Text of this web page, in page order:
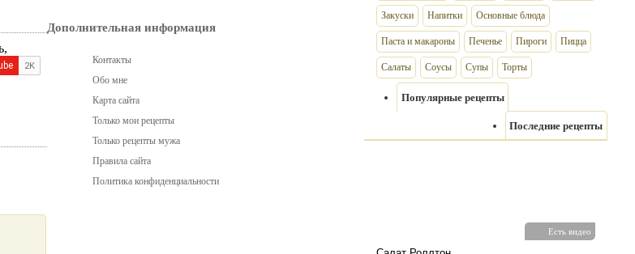
Закуски Напитки Основные блюда
Паста и макароны Печенье Пироги Пицца
Салаты Соусы Супы Торты
Популярные рецепты
Последние рецепты
Есть видео
Дополнительная информация
Контакты
Обо мне
Карта сайта
Только мои рецепты
Только рецепты мужа
Правила сайта
Политика конфиденциальности